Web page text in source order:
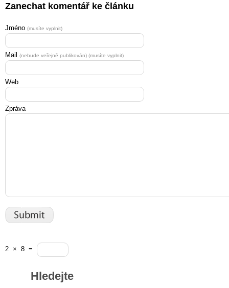
Zanechat komentář ke článku
Jméno (musíte vyplnit)
Mail (nebude veřejně publikován) (musíte vyplnit)
Web
Zpráva
2 × 8 =
Hledejte